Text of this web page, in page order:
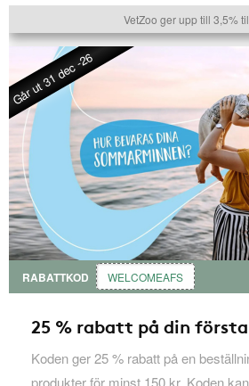
VetZoo ger upp till 3,5%
Går ut 31 dec -26
RABATTKOD WELCOMEAFS
25 % rabatt på din
Koden ger 25 % rabatt på en
produkter för minst 150 kr. Koden